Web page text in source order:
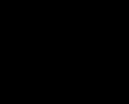
de marca